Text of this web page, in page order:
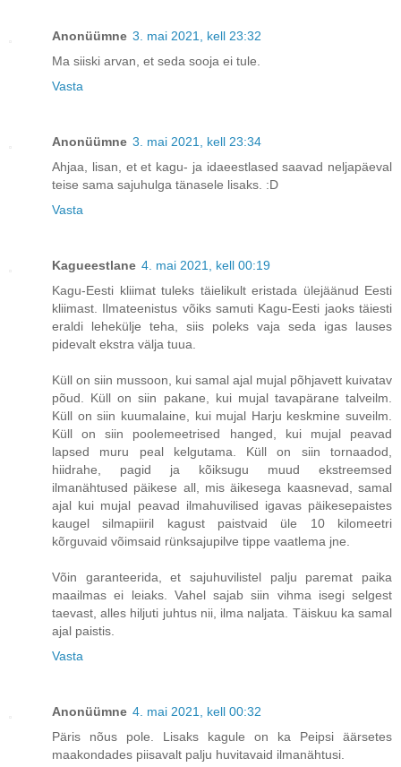
Anonüümne 3. mai 2021, kell 23:32
Ma siiski arvan, et seda sooja ei tule.
Vasta
Anonüümne 3. mai 2021, kell 23:34
Ahjaa, lisan, et et kagu- ja idaeestlased saavad neljapäeval
teise sama sajuhulga tänasele lisaks. :D
Vasta
Kagueestlane 4. mai 2021, kell 00:19
Kagu-Eesti kliimat tuleks täielikult eristada ülejäänud Eesti
kliimast. Ilmateenistus võiks samuti Kagu-Eesti jaoks täiesti
eraldi lehekülje teha, siis poleks vaja seda igas lauses
pidevalt ekstra välja tuua.
Küll on siin mussoon, kui samal ajal mujal põhjavett kuivatav
põud. Küll on siin pakane, kui mujal tavapärane talveilm.
Küll on siin kuumalaine, kui mujal Harju keskmine suveilm.
Küll on siin poolemeetrised hanged, kui mujal peavad
lapsed muru peal kelgutama. Küll on siin tornaadod,
hiidrahe, pagid ja kõiksugu muud ekstreemsed
ilmanähtused päikese all, mis äikesega kaasnevad, samal
ajal kui mujal peavad ilmahuvilised igavas päikesepaistes
kaugel silmapiiril kagust paistvaid üle 10 kilomeetri
kõrguvaid võimsaid rünksajupilve tippe vaatlema jne.
Võin garanteerida, et sajuhuvilistel palju paremat paika
maailmas ei leiaks. Vahel sajab siin vihma isegi selgest
taevast, alles hiljuti juhtus nii, ilma naljata. Täiskuu ka samal
ajal paistis.
Vasta
Anonüümne 4. mai 2021, kell 00:32
Päris nõus pole. Lisaks kagule on ka Peipsi äärsetes
maakondades piisavalt palju huvitavaid ilmanähtusi.